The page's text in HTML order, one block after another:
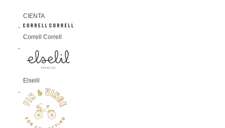
CIENTA
Correll Correll
Elselil